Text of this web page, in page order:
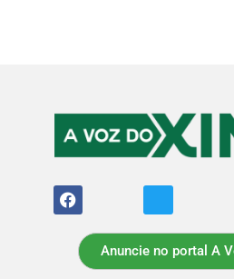
Anuncie no portal A